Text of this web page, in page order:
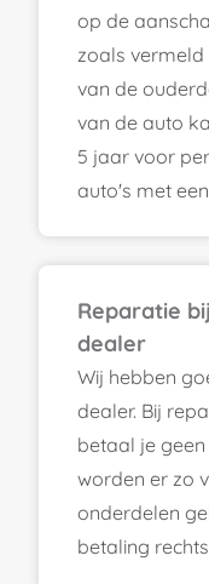
op de
zoals
van de
van de auto
5 jaar voor
auto's met
Reparatie
dealer
Wij hebben
dealer. Bij
betaal je
worden er zo
onderdelen
betaling